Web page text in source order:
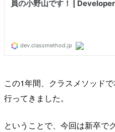
この1年間、クラスメソッド
行ってきました。
ということで、今回は新卒で